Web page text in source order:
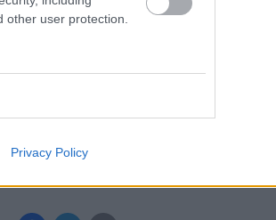
user protection.
Privacy Policy